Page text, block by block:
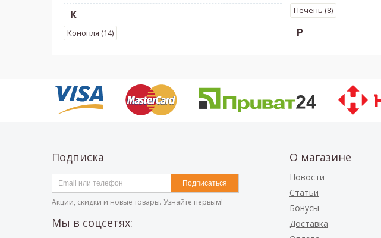
К
Конопля (14)
Печень (8)
Р
Подписка
Подписаться
Акции, скидки и новые товары. Узнайте первым!
Мы в соцсетях:
О магазине
Новости
Статьи
Бонусы
Доставка